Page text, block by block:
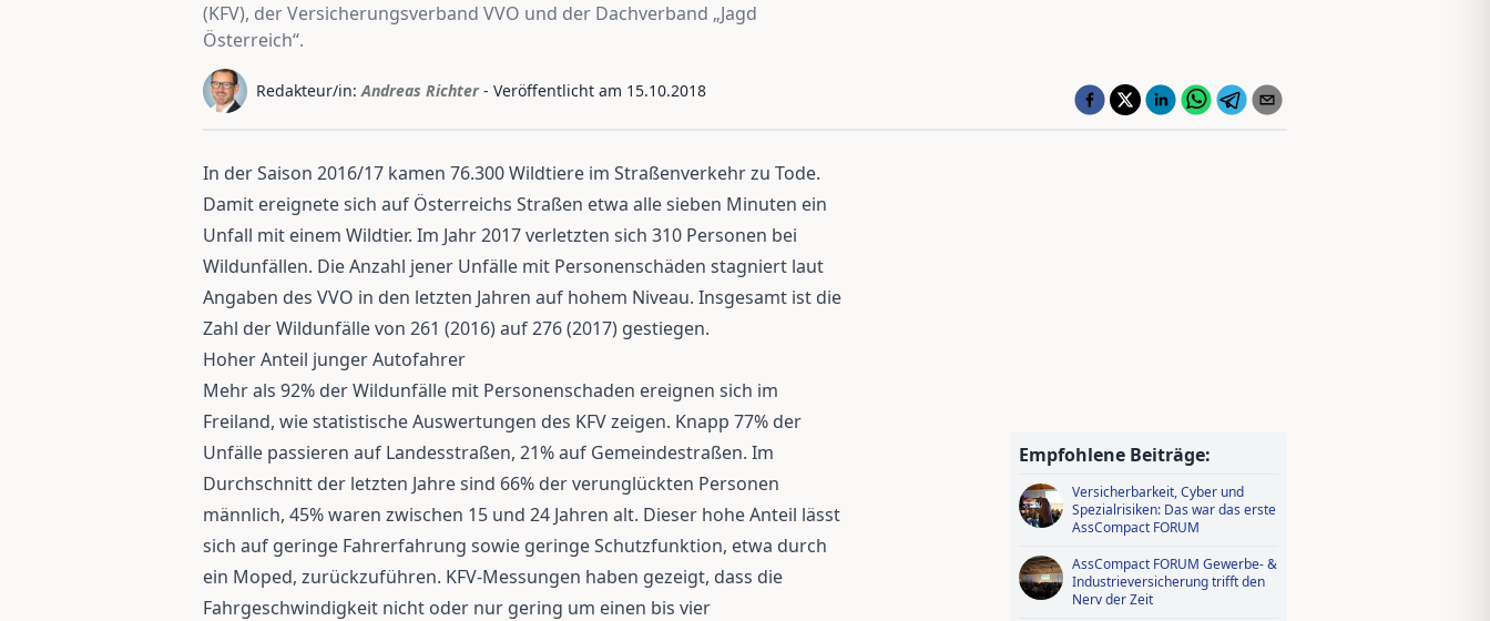
(KFV), der Versicherungsverband VVO und der Dachverband „Jagd
Österreich“.
Redakteur/in: Andreas Richter - Veröffentlicht am 15.10.2018
In der Saison 2016/17 kamen 76.300 Wildtiere im Straßenverkehr zu Tode.
Damit ereignete sich auf Österreichs Straßen etwa alle sieben Minuten ein
Unfall mit einem Wildtier. Im Jahr 2017 verletzten sich 310 Personen bei
Wildunfällen. Die Anzahl jener Unfälle mit Personenschäden stagniert laut
Angaben des VVO in den letzten Jahren auf hohem Niveau. Insgesamt ist die
Zahl der Wildunfälle von 261 (2016) auf 276 (2017) gestiegen.
Hoher Anteil junger Autofahrer
Mehr als 92% der Wildunfälle mit Personenschaden ereignen sich im
Freiland, wie statistische Auswertungen des KFV zeigen. Knapp 77% der
Unfälle passieren auf Landesstraßen, 21% auf Gemeindestraßen. Im
Durchschnitt der letzten Jahre sind 66% der verunglückten Personen
männlich, 45% waren zwischen 15 und 24 Jahren alt. Dieser hohe Anteil lässt
sich auf geringe Fahrerfahrung sowie geringe Schutzfunktion, etwa durch
ein Moped, zurückzuführen. KFV-Messungen haben gezeigt, dass die
Fahrgeschwindigkeit nicht oder nur gering um einen bis vier
Empfohlene Beiträge:
AssCompact Live TV
Versicherbarkeit, Cyber und
Spezialrisiken: Das war das erste
AssCompact FORUM
AssCompact FORUM Gewerbe- &
Industrieversicherung trifft den
Nerv der Zeit